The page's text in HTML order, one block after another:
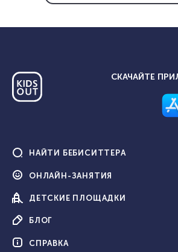
СКАЧАЙТЕ
НАЙТИ БЕБИСИТТЕРА
ОНЛАЙН-ЗАНЯТИЯ
ДЕТСКИЕ ПЛОЩАДКИ
БЛОГ
СПРАВКА